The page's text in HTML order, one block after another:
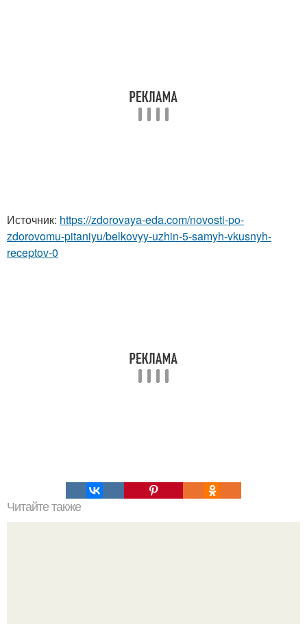
Источник: https://zdorovaya-eda.com/novosti-po-
zdorovomu-pitaniyu/belkovyy-uzhin-5-samyh-vkusnyh-
receptov-0
Читайте также